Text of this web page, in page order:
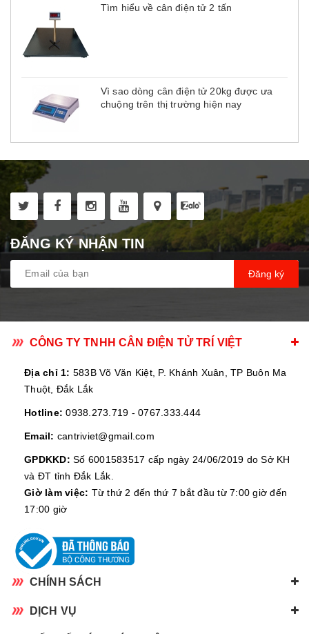
Tìm hiểu về cân điện tử 2 tấn
Vì sao dòng cân điện tử 20kg được ưa
chuộng trên thị trường hiện nay
ĐĂNG KÝ NHẬN TIN
Đăng ký
CÔNG TY TNHH CÂN ĐIỆN TỬ TRÍ VIỆT
Địa chỉ 1: 583B Võ Văn Kiệt, P. Khánh Xuân, TP Buôn Ma
Thuột, Đắk Lắk
Hotline: 0938.273.719 - 0767.333.444
Email: cantriviet@gmail.com
GPDKKD: Số 6001583517 cấp ngày 24/06/2019 do Sở KH
và ĐT tỉnh Đắk Lắk.
Giờ làm việc: Từ thứ 2 đến thứ 7 bắt đầu từ 7:00 giờ đến
17:00 giờ
CHÍNH SÁCH
DỊCH VỤ